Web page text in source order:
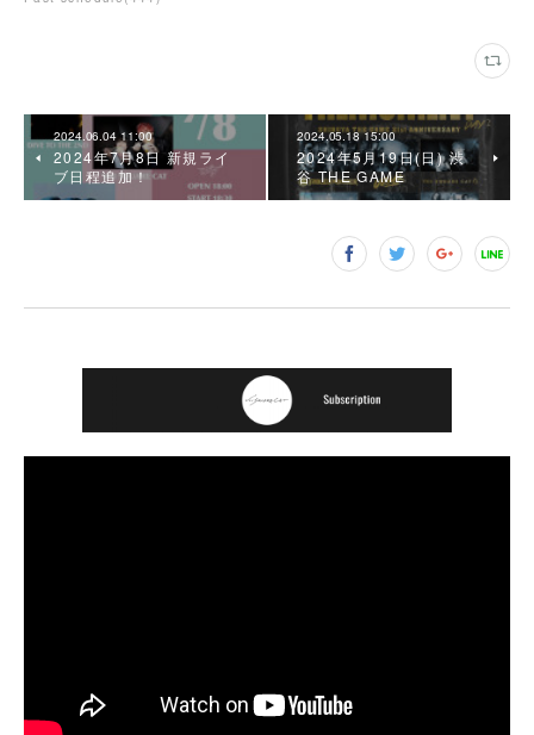
2024.06.04 11:00
2024年7月8日 新規ライ
ブ日程追加！
2024.05.18 15:00
2024年5月19日(日) 渋
谷 THE GAME